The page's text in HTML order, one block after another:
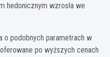
hedonicznym wzrosła we
o podobnych parametrach w
po wyższych cenach